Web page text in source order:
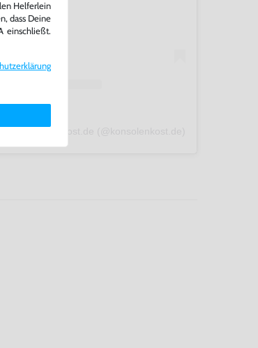
by konsolenkost.de (@konsolenkost.de)
Helferlein
dass Deine
einschließt.